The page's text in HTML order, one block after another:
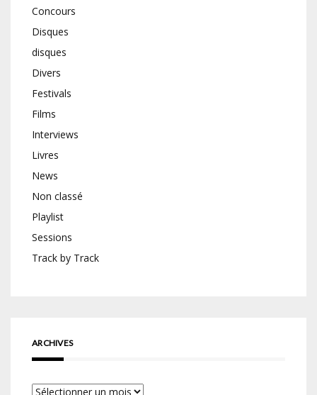
Concours
Disques
disques
Divers
Festivals
Films
Interviews
Livres
News
Non classé
Playlist
Sessions
Track by Track
ARCHIVES
Archives